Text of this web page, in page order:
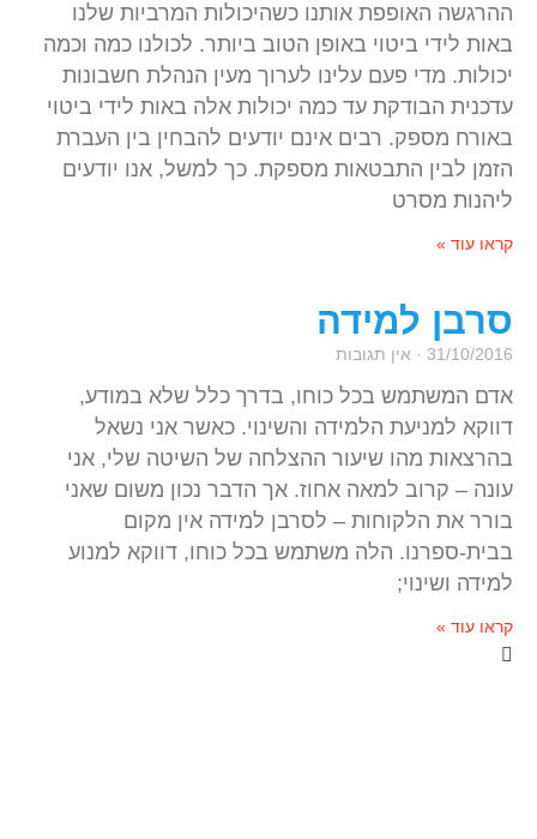
ההרגשה האופפת אותנו כשהיכולות המרביות שלנו
באות לידי ביטוי באופן הטוב ביותר. לכולנו כמה וכמה
יכולות. מדי פעם עלינו לערוך מעין הנהלת חשבונות
עדכנית הבודקת עד כמה יכולות אלה באות לידי ביטוי
באורח מספק. רבים אינם יודעים להבחין בין העברת
הזמן לבין התבטאות מספקת. כך למשל, אנו יודעים
ליהנות מסרט
קראו עוד »
סרבן למידה
31/10/2016 אין תגובות
אדם המשתמש בכל כוחו, בדרך כלל שלא במודע,
דווקא למניעת הלמידה והשינוי. כאשר אני נשאל
בהרצאות מהו שיעור ההצלחה של השיטה שלי, אני
עונה – קרוב למאה אחוז. אך הדבר נכון משום שאני
בורר את הלקוחות – לסרבן למידה אין מקום
בבית-ספרנו. הלה משתמש בכל כוחו, דווקא למנוע
למידה ושינוי;
קראו עוד »